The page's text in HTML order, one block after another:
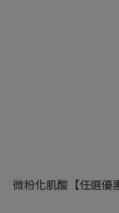
微粉化肌酸【任選優